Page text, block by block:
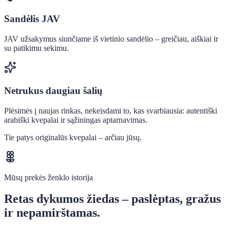
Sandėlis JAV
JAV užsakymus siunčiame iš vietinio sandėlio – greičiau, aiškiai ir
su patikimu sekimu.
Netrukus daugiau šalių
Plėsimės į naujas rinkas, nekeisdami to, kas svarbiausia: autentiški
arabiški kvepalai ir sąžiningas aptarnavimas.
Tie patys originalūs kvepalai – arčiau jūsų.
Mūsų prekės ženklo istorija
Retas dykumos žiedas – paslėptas, gražus
ir nepamirštamas.